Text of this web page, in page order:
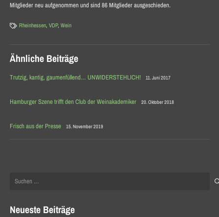
Mitglieder neu aufgenommen und sind 86 Mitglieder ausgeschieden.
Rheinhessen,VDP,Wein
Ähnliche Beiträge
Trutzig, kantig, gaumenfüllend… UNWIDERSTEHLICH! 11. Juni 2017
Hamburger Szene trifft den Club der Weinakademiker 20. Oktober 2018
Frisch aus der Presse 15. November 2019
Suchen
Neueste Beiträge